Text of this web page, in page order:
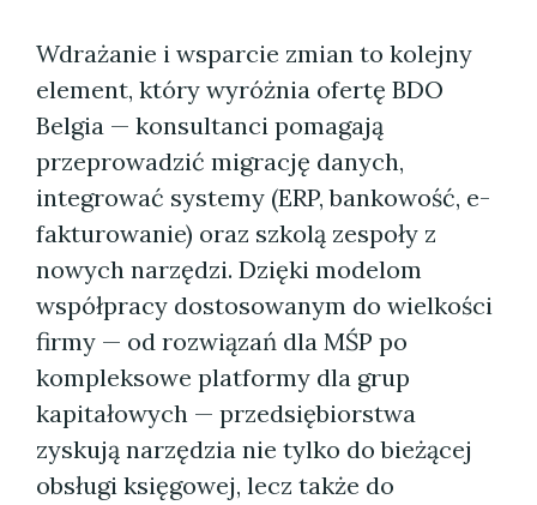
Wdrażanie i wsparcie zmian to kolejny
element, który wyróżnia ofertę BDO
Belgia — konsultanci pomagają
przeprowadzić migrację danych,
integrować systemy (ERP, bankowość, e-
fakturowanie) oraz szkolą zespoły z
nowych narzędzi. Dzięki modelom
współpracy dostosowanym do wielkości
firmy — od rozwiązań dla MŚP po
kompleksowe platformy dla grup
kapitałowych — przedsiębiorstwa
zyskują narzędzia nie tylko do bieżącej
obsługi księgowej, lecz także do